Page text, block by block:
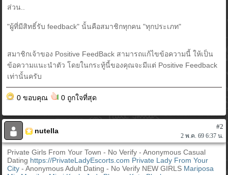
ส่วน..
"ผู้ที่มีสิทธิ์รับ feedback" นั้นคือสมาชิกทุกคน "ทุกประเภท"
สมาชิกเจ้าของ Positive FeedBack สามารถแก้ไขข้อความนี้ ให้เป็น
ข้อความแนะนำตัว โดยในกระทู้นี้ของคุณจะมีแต่ Positive Feedback
เท่านั้นครับ
0 ขอบคุณ 0 ถูกใจที่สุด
nutella
#2
2 พ.ค. 69 6:37 น.
Private Girls From Your Town - No Verify - Anonymous Casual
Dating https://PrivateLadyEscorts.com Private Lady From Your
City- Anonymous Adult Dating - No Verify NEW GIRLS Mariposa